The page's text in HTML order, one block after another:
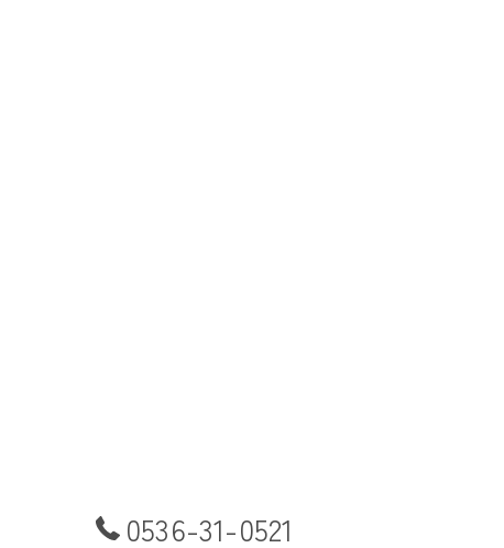
0536-31-0521